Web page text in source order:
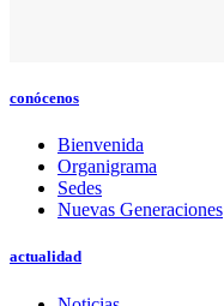
conócenos
Bienvenida
Organigrama
Sedes
Nuevas Generaciones
actualidad